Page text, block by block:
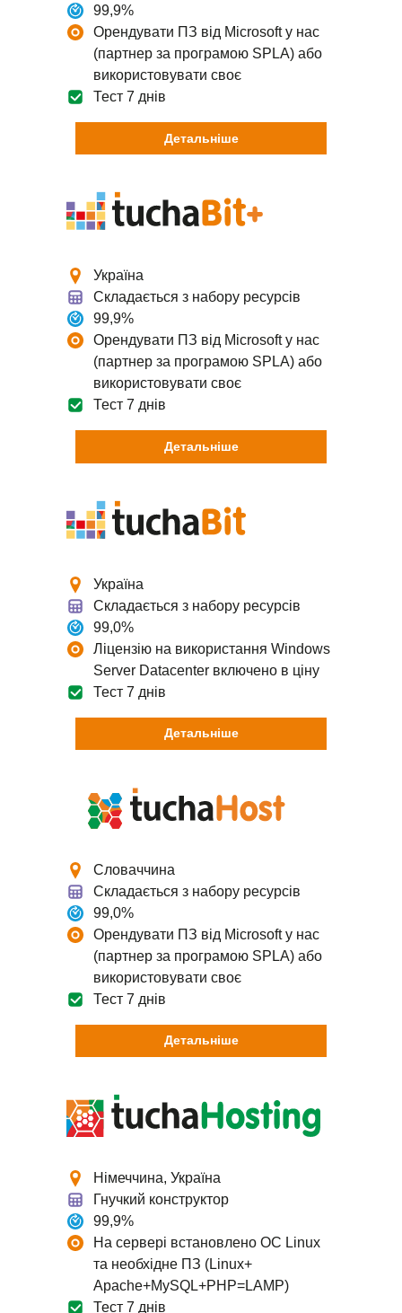
TuchaHosting
TuchaSync
Реселінг хостингу
Контакти
VPS хостинг в Україні
VPS з ліцензією Windows
Linux VPS
Надшвидкий сервер
Віртуальний сервер на HDD
Зберігання
Хостинг резервних копій
Файлообмінник
Хостинг сайтів і пошти
Поштовий хостинг
Хостинг для e-shop
Хостинг для сайтів на Bitrix
Автоматизація CI/CD
99,9%
Орендувати ПЗ від Microsoft у нас
(партнер за програмою SPLA) або
використовувати своє
Тест 7 днів
Детальніше
Україна
Складається з набору ресурсів
99,9%
Орендувати ПЗ від Microsoft у нас
(партнер за програмою SPLA) або
використовувати своє
Тест 7 днів
Детальніше
Україна
Складається з набору ресурсів
99,0%
Ліцензію на використання Windows
Server Datacenter включено в ціну
Тест 7 днів
Детальніше
Словаччина
Складається з набору ресурсів
99,0%
Орендувати ПЗ від Microsoft у нас
(партнер за програмою SPLA) або
використовувати своє
Тест 7 днів
Детальніше
Німеччина, Україна
Гнучкий конструктор
99,9%
На сервері встановлено ОС Linux
та необхідне ПЗ (Linux+
Apache+MySQL+PHP=LAMP)
Тест 7 днів